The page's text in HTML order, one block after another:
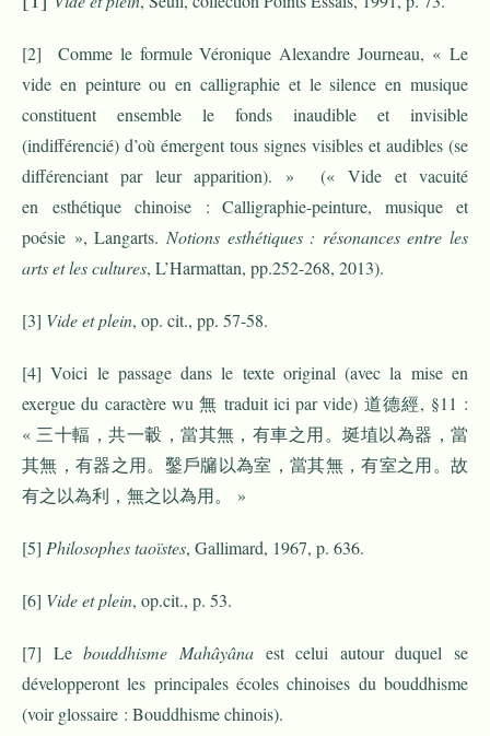
[2] Comme le formule Véronique Alexandre Journeau, « Le
vide en peinture ou en calligraphie et le silence en musique
constituent ensemble le fonds inaudible et invisible
(indifférencié) d’où émergent tous signes visibles et audibles (se
différenciant par leur apparition). » (« Vide et vacuité
en esthétique chinoise : Calligraphie-peinture, musique et
poésie », Langarts. Notions esthétiques : résonances entre les
arts et les cultures, L’Harmattan, pp.252-268, 2013).
[3] Vide et plein, op. cit., pp. 57-58.
[4] Voici le passage dans le texte original (avec la mise en
exergue du caractère wu 無 traduit ici par vide) 道德經, §11 :
« 三十輻，共一轂，當其無，有車之用。埏埴以為器，當
其無，有器之用。鑿戶牖以為室，當其無，有室之用。故
有之以為利，無之以為用。 »
[5] Philosophes taoïstes, Gallimard, 1967, p. 636.
[6] Vide et plein, op.cit., p. 53.
[7] Lebouddhisme Mahâyânaest celui autour duquel se
développeront les principales écoles chinoises du bouddhisme
(voir glossaire : Bouddhisme chinois).